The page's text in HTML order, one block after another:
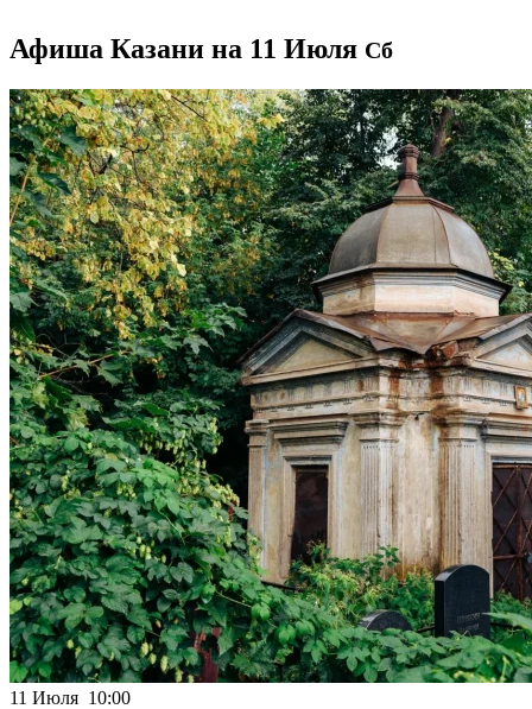
Афиша Казани на 11 Июля Сб
11 Июля 10:00